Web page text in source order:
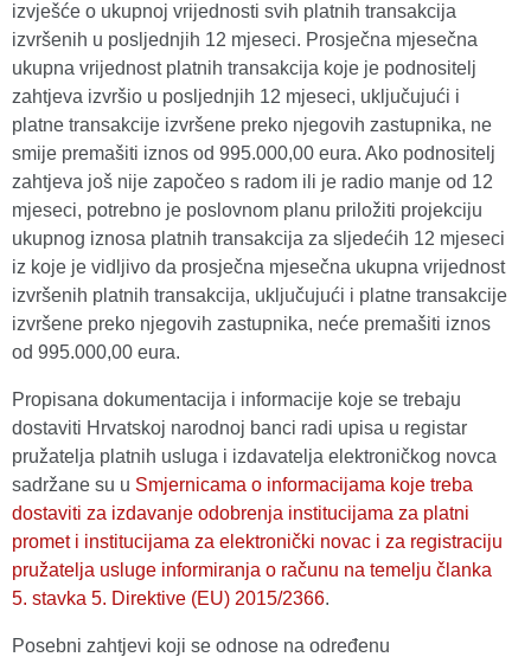
izvješće o ukupnoj vrijednosti svih platnih transakcija
izvršenih u posljednjih 12 mjeseci. Prosječna mjesečna
ukupna vrijednost platnih transakcija koje je podnositelj
zahtjeva izvršio u posljednjih 12 mjeseci, uključujući i
platne transakcije izvršene preko njegovih zastupnika, ne
smije premašiti iznos od 995.000,00 eura. Ako podnositelj
zahtjeva još nije započeo s radom ili je radio manje od 12
mjeseci, potrebno je poslovnom planu priložiti projekciju
ukupnog iznosa platnih transakcija za sljedećih 12 mjeseci
iz koje je vidljivo da prosječna mjesečna ukupna vrijednost
izvršenih platnih transakcija, uključujući i platne transakcije
izvršene preko njegovih zastupnika, neće premašiti iznos
od 995.000,00 eura.
Propisana dokumentacija i informacije koje se trebaju
dostaviti Hrvatskoj narodnoj banci radi upisa u registar
pružatelja platnih usluga i izdavatelja elektroničkog novca
sadržane su u Smjernicama o informacijama koje treba
dostaviti za izdavanje odobrenja institucijama za platni
promet i institucijama za elektronički novac i za registraciju
pružatelja usluge informiranja o računu na temelju članka
5. stavka 5. Direktive (EU) 2015/2366.
Posebni zahtjevi koji se odnose na određenu